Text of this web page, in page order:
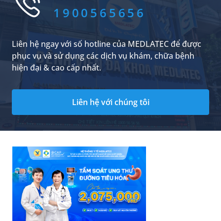
trong quá trình chữa bệnh.
1900565656
Liên hệ ngay với số hotline của MEDLATEC để được
phục vụ và sử dụng các dịch vụ khám, chữa bệnh
hiện đại & cao cấp nhất.
Liên hệ với chúng tôi